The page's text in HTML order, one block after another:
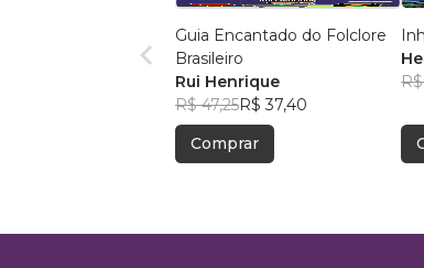
Guia Encantado do Folclore
Brasileiro
Rui Henrique
R$ 47,25R$ 37,40
Comprar